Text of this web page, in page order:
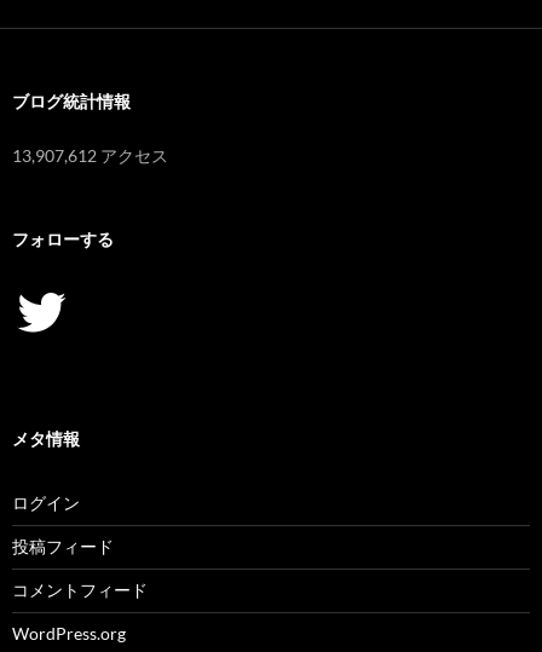
ブログ統計情報
13,907,612 アクセス
フォローする
Twitter
メタ情報
ログイン
投稿フィード
コメントフィード
WordPress.org